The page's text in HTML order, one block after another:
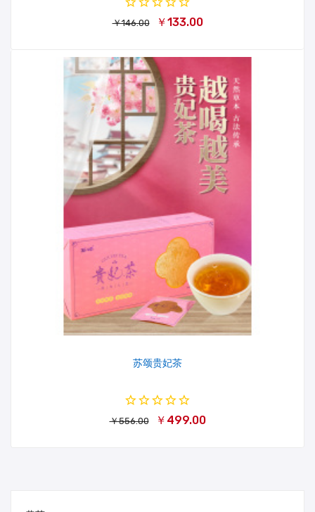
￥146.00 ￥133.00
苏颂贵妃茶
￥556.00 ￥499.00